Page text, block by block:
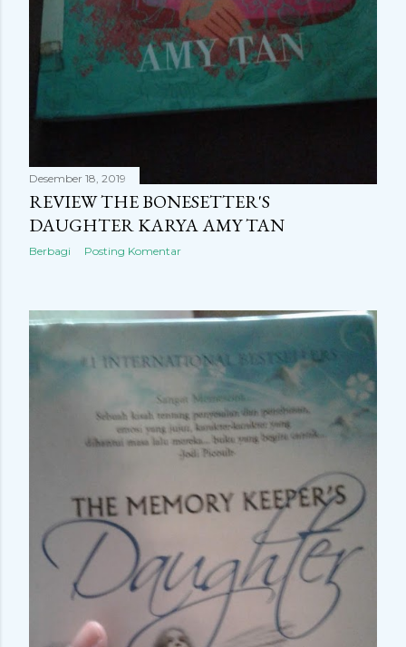
Desember 18, 2019
REVIEW THE BONESETTER'S
DAUGHTER KARYA AMY TAN
Berbagi Posting Komentar